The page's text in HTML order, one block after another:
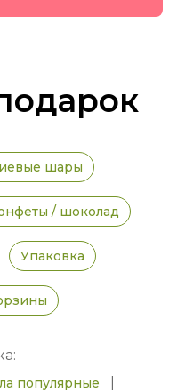
шары
/ шоколад
Упаковка
популярные